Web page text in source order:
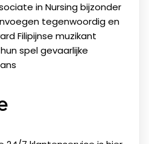
in Nursing bijzonder
tegenwoordig en
Filipijnse muzikant
spel gevaarlijke